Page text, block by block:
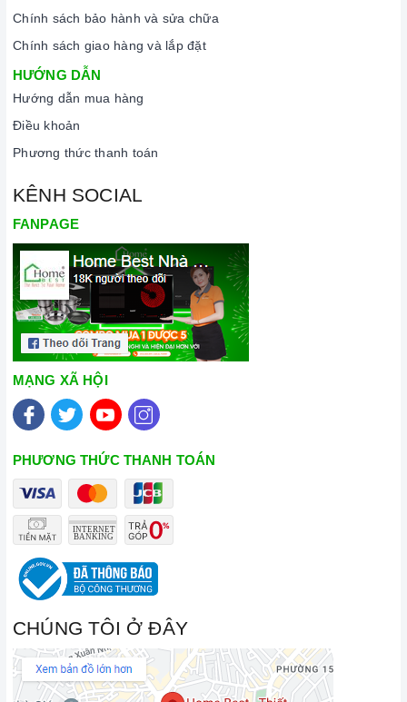
Chính sách bảo hành và sửa chữa
Chính sách giao hàng và lắp đặt
HƯỚNG DẪN
Hướng dẫn mua hàng
Điều khoản
Phương thức thanh toán
KÊNH SOCIAL
FANPAGE
MẠNG XÃ HỘI
PHƯƠNG THỨC THANH TOÁN
CHÚNG TÔI Ở ĐÂY